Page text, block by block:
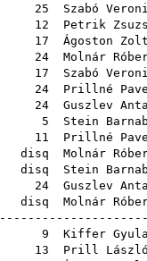
25
Szabó
12
Petrik
17
Ágoston
24
Molnár
17
Szabó
24
Prillné
24
Guszlev
5 Stein
11 Prillné
disq
Molnár
disq
Stein
24
Guszlev
disq Molnár
9
Kiffer Gyula
13
Prill László